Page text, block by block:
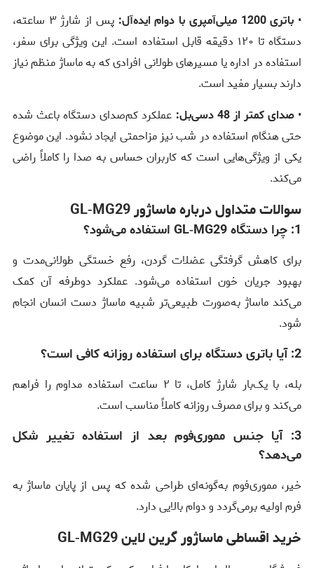
• باتری 1200 میلی‌آمپری با دوام ایده‌آل:
پس از شارژ ۳ ساعته،
دستگاه تا ۱۲۰ دقیقه قابل استفاده است. این ویژگی برای سفر،
استفاده در اداره یا مسیرهای طولانی افرادی که به ماساژ منظم نیاز
دارند بسیار مفید است.
•صدای کمتر از 48 دسی‌بل:
عملکرد کم‌صدای دستگاه باعث شده
حتی هنگام استفاده در شب نیز مزاحمتی ایجاد نشود. این موضوع
یکی از ویژگی‌هایی است که کاربران حساس به صدا را کاملاً راضی
می‌کند.
سوالات متداول درباره ماساژور GL‑MG29
1: چرا دستگاه GL‑MG29 استفاده می‌شود؟
برای کاهش گرفتگی عضلات گردن، رفع خستگی طولانی‌مدت و
بهبود جریان خون استفاده می‌شود. عملکرد دوطرفه آن کمک
می‌کند ماساژ به‌صورت طبیعی‌تر شبیه ماساژ دست انسان انجام
شود.
2: آیا باتری دستگاه برای استفاده روزانه کافی است؟
بله، با یک‌بار شارژ کامل، تا ۲ ساعت استفاده مداوم را فراهم
می‌کند و برای مصرف روزانه کاملاً مناسب است.
3: آیا جنس مموری‌فوم بعد از استفاده تغییر شکل
می‌دهد؟
خیر، مموری‌فوم به‌گونه‌ای طراحی شده که پس از پایان ماساژ به
فرم اولیه برمی‌گردد و دوام بالایی دارد.
خرید اقساطی ماساژور گرین لاین GL‑MG29